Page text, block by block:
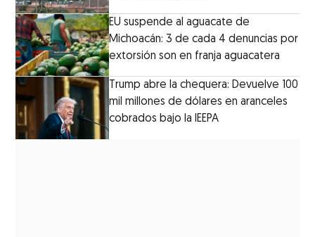
EU suspende al aguacate de
Michoacán: 3 de cada 4 denuncias por
extorsión son en franja aguacatera
Trump abre la chequera: Devuelve 100
mil millones de dólares en aranceles
cobrados bajo la IEEPA